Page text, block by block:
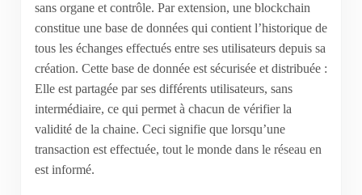
sans organe et contrôle. Par extension, une blockchain
constitue une base de données qui contient l’historique de
tous les échanges effectués entre ses utilisateurs depuis sa
création. Cette base de donnée est sécurisée et distribuée :
Elle est partagée par ses différents utilisateurs, sans
intermédiaire, ce qui permet à chacun de vérifier la
validité de la chaine. Ceci signifie que lorsqu’une
transaction est effectuée, tout le monde dans le réseau en
est informé.